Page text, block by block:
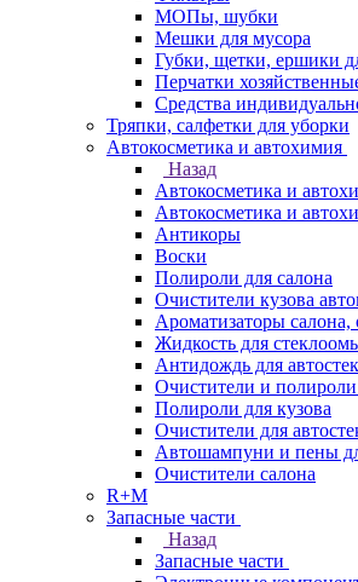
МОПы, шубки
Мешки для мусора
Губки, щетки, ершики
Перчатки
Средства
Тряпки, салфетки для уборки
Автокосметика и автохимия
Назад
Автокосметика и
Автокосметика и
Антикоры
Воски
Полироли для салона
Очистители кузова
Ароматизаторы салона,
Жидкость для
Антидождь для
Очистители и
Полироли для кузова
Очистители для
Автошампуни и пены
Очистители салона
R+M
Запасные части
Назад
Запасные части